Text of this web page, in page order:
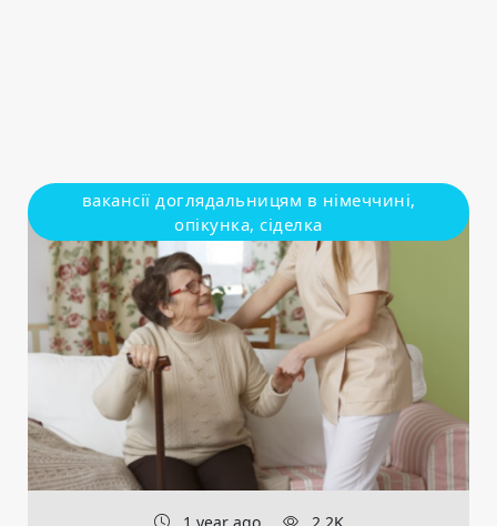
вакансії доглядальницям в німеччині,
опікунка, сіделка